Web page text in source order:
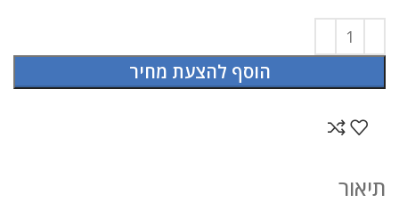
הוסף להצעת מחיר
תיאור